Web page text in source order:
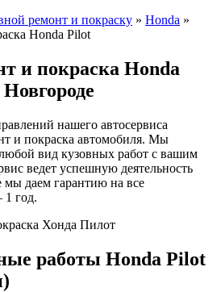
ремонт и покраску » Honda »
Honda Pilot
и покраска Honda
нашего автосервиса
и покраска автомобиля. Мы
вид кузовных работ с вашим
ведет успешную деятельность
мы даем гарантию на все
год.
работы Honda Pilot